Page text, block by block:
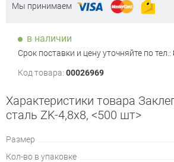
Мы принимаем
в наличии
Срок поставки и цену уточняйте по тел.:
Код товара: 00026969
Характеристики товара
сталь ZK-4,8х8, <500 шт>
Размер
Кол-во в упаковке